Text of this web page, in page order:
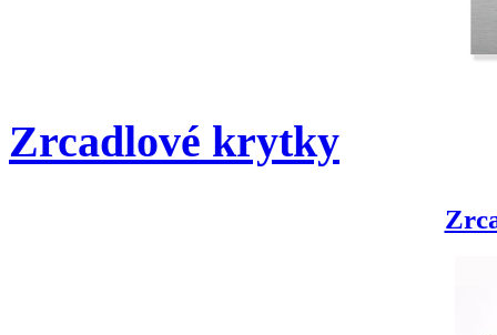
Zrcadlové krytky